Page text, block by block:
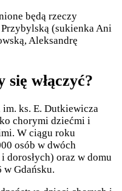
będą rzeczy
(sukienka Ani
Aleksandrę
się włączyć?
ks. E. Dutkiewicza
chorymi dziećmi i
W ciągu roku
osób w dwóch
dorosłych) oraz w domu
Gdańsku.